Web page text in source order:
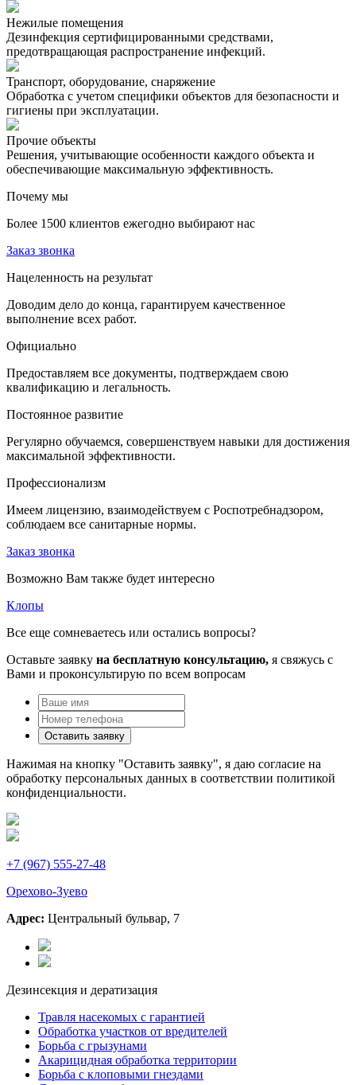
Нежилые помещения
Дезинфекция сертифицированными средствами,
предотвращающая распространение инфекций.
Транспорт, оборудование, снаряжение
Обработка с учетом специфики объектов для безопасности и
гигиены при эксплуатации.
Прочие объекты
Решения, учитывающие особенности каждого объекта и
обеспечивающие максимальную эффективность.
Почему мы
Более 1500 клиентов ежегодно выбирают нас
Заказ звонка
Нацеленность на результат
Доводим дело до конца, гарантируем качественное
выполнение всех работ.
Официально
Предоставляем все документы, подтверждаем свою
квалификацию и легальность.
Постоянное развитие
Регулярно обучаемся, совершенствуем навыки для достижения
максимальной эффективности.
Профессионализм
Имеем лицензию, взаимодействуем с Роспотребнадзором,
соблюдаем все санитарные нормы.
Заказ звонка
Возможно Вам также будет интересно
Клопы
Все еще сомневаетесь или остались вопросы?
Оставьте заявку на бесплатную консультацию, я свяжусь с
Вами и проконсультирую по всем вопросам
Оставить заявку
Нажимая на кнопку "Оставить заявку", я даю согласие на
обработку персональных данных в соответствии политикой
конфиденциальности.
+7 (967) 555-27-48
Орехово-Зуево
Адрес: Центральный бульвар, 7
Дезинсекция и дератизация
Травля насекомых с гарантией
Обработка участков от вредителей
Борьба с грызунами
Акарицидная обработка территории
Борьба с клоповыми гнездами